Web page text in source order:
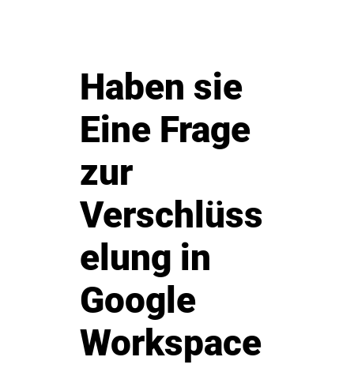
Haben sie
Eine Frage
zur
Verschlüss
elung in
Google
Workspace